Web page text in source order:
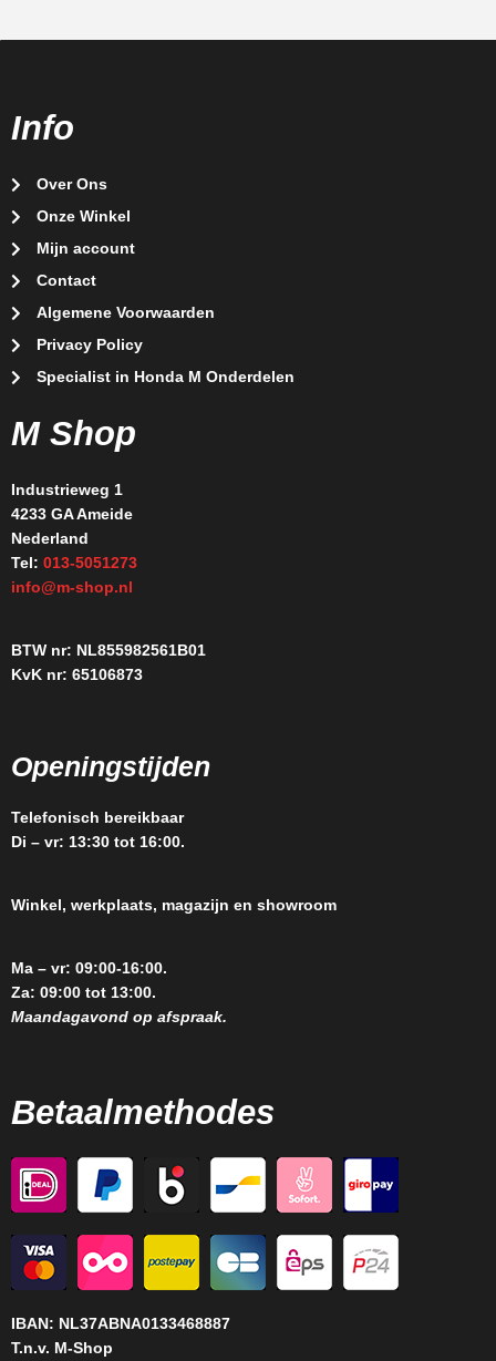
Info
Over Ons
Onze Winkel
Mijn account
Contact
Algemene Voorwaarden
Privacy Policy
Specialist in Honda M Onderdelen
M Shop
Industrieweg 1
4233 GA Ameide
Nederland
Tel: 013-5051273
info@m-shop.nl
BTW nr: NL855982561B01
KvK nr: 65106873
Openingstijden
Telefonisch bereikbaar
Di – vr: 13:30 tot 16:00.
Winkel, werkplaats, magazijn en showroom
Ma – vr: 09:00-16:00.
Za: 09:00 tot 13:00.
Maandagavond op afspraak.
Betaalmethodes
IBAN: NL37ABNA0133468887
T.n.v. M-Shop